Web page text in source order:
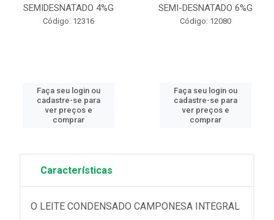
SEMIDESNATADO 4%G
Código: 12316
Faça seu login ou
cadastre-se para
ver preços e
comprar
SEMI-DESNATADO 6%G
Código: 12080
Faça seu login ou
cadastre-se para
ver preços e
comprar
Características
O LEITE CONDENSADO CAMPONESA INTEGRAL